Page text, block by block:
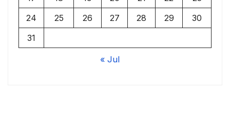
24
25 26 27 28 29
30
31
« Jul